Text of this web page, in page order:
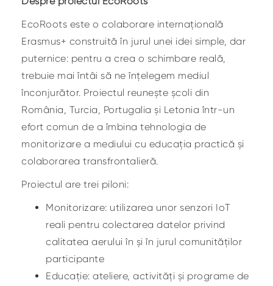
EcoRoots este o colaborare internațională
Erasmus+ construită în jurul unei idei simple, dar
puternice: pentru a crea o schimbare reală,
trebuie mai întâi să ne înțelegem mediul
înconjurător. Proiectul reunește școli din
România, Turcia, Portugalia și Letonia într-un
efort comun de a îmbina tehnologia de
monitorizare a mediului cu educația practică și
colaborarea transfrontalieră.
Proiectul are trei piloni:
Monitorizare: utilizarea unor senzori IoT
reali pentru colectarea datelor privind
calitatea aerului în și în jurul comunităților
participante
Educație: ateliere, activități și programe de